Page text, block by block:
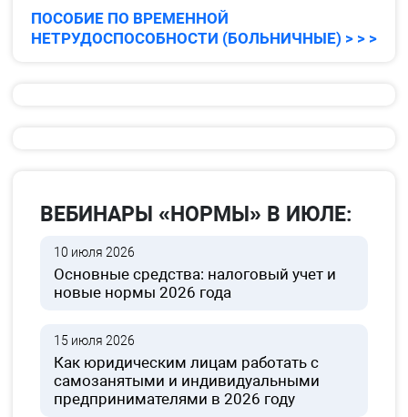
ПОСОБИЕ ПО ВРЕМЕННОЙ
НЕТРУДОСПОСОБНОСТИ (БОЛЬНИЧНЫЕ) > > >
ВЕБИНАРЫ «НОРМЫ» В ИЮЛЕ:
10 июля 2026
Основные средства: налоговый учет и
новые нормы 2026 года
15 июля 2026
Как юридическим лицам работать с
самозанятыми и индивидуальными
предпринимателями в 2026 году